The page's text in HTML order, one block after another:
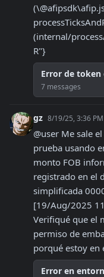
(internal/
R"}
Error de token
7 messages
gz 8/19/25, 3:36 PM
@user Me sale
prueba usando
monto FOB
registrado en el
simplificada
[19/Aug/2025
Verifiqué que el
permiso de
porqué estoy en
Error en